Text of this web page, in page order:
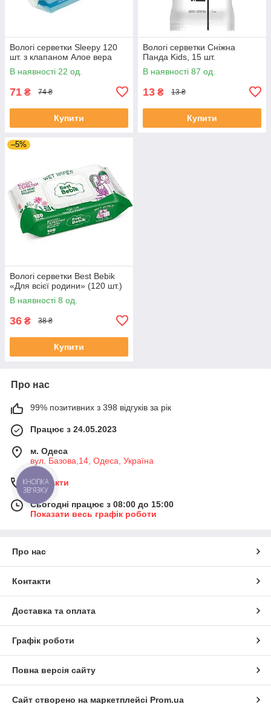
Вологі серветки Sleepy 120
шт. з клапаном Алое вера
В наявності 22 од.
71 ₴ 74 ₴
Купити
Вологі серветки Сніжна
Панда Kids, 15 шт.
В наявності 87 од.
13 ₴ 13 ₴
Купити
–5%
Вологі серветки Best Bebik
«Для всієї родини» (120 шт.)
В наявності 8 од.
36 ₴ 38 ₴
Купити
Про нас
99% позитивних з 398 відгуків за рік
Працює з 24.05.2023
м. Одеса
вул. Базова,14, Одеса, Україна
Контакти
Сьогодні працює з 08:00 до 15:00
Показати весь графік роботи
Про нас
Контакти
Доставка та оплата
Графік роботи
Повна версія сайту
Сайт створено на маркетплейсі Prom.ua
КНОПКА
ЗВ'ЯЗКУ